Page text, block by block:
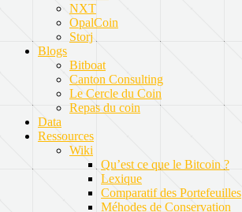
NXT
OpalCoin
Storj
Blogs
Bitboat
Canton Consulting
Le Cercle du Coin
Repas du coin
Data
Ressources
Wiki
Qu’est ce que le Bitcoin ?
Lexique
Comparatif des Portefeuilles
Méhodes de Conservation